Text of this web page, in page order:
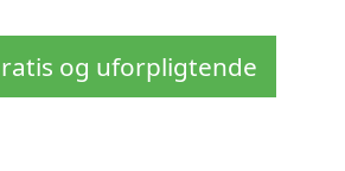
og uforpligtende